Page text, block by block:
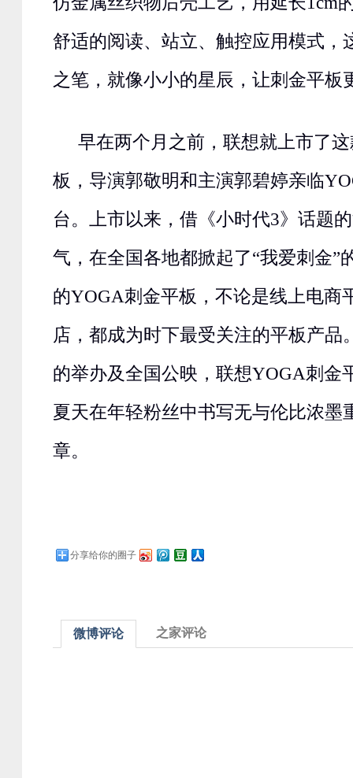
舒适的阅读、站立、触控应用模式，
之笔，就像小小的星辰，让刺金平板
早在两个月之前，联想就上市了
板，导演郭敬明和主演郭碧婷亲临
台。上市以来，借《小时代3》话题
气，在全国各地都掀起了“我爱刺金”
的YOGA刺金平板，不论是线上电商
店，都成为时下最受关注的平板产品
的举办及全国公映，联想YOGA刺金
夏天在年轻粉丝中书写无与伦比浓墨
章。
分享给你的圈子
微博评论 之家评论